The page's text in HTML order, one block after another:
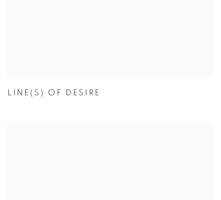
LINE(S) OF DESIRE